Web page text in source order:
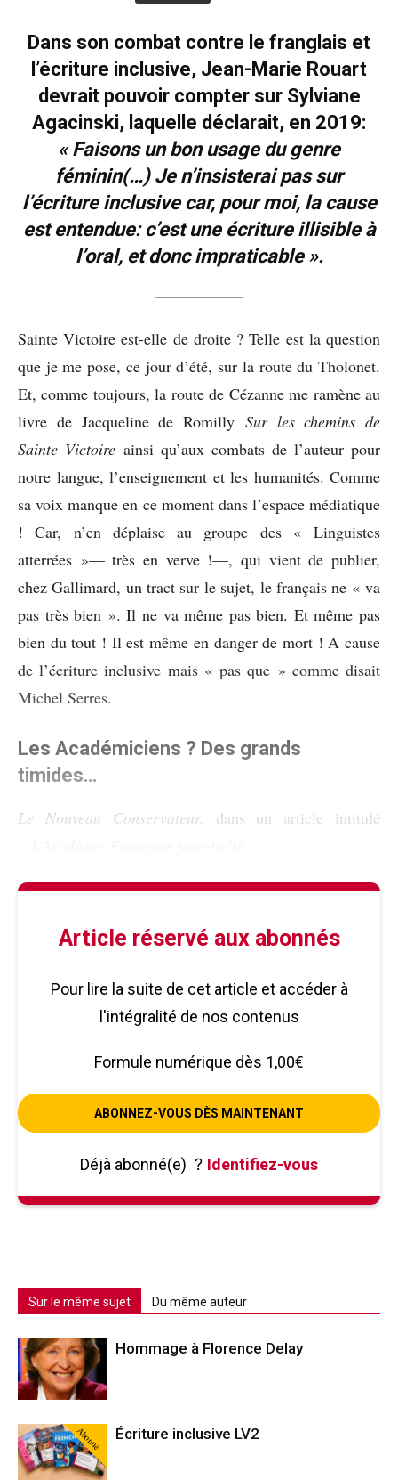
Dans son combat contre le franglais et
l’écriture inclusive, Jean-Marie Rouart
devrait pouvoir compter sur Sylviane
Agacinski, laquelle déclarait, en 2019:
« Faisons un bon usage du genre
féminin(…) Je n’insisterai pas sur
l’écriture inclusive car, pour moi, la cause
est entendue: c’est une écriture illisible à
l’oral, et donc impraticable ».
Sainte Victoire est-elle de droite ? Telle est la question
que je me pose, ce jour d’été, sur la route du Tholonet.
Et, comme toujours, la route de Cézanne me ramène au
livre de Jacqueline de Romilly Sur les chemins de
Sainte Victoire ainsi qu’aux combats de l’auteur pour
notre langue, l’enseignement et les humanités. Comme
sa voix manque en ce moment dans l’espace médiatique
! Car, n’en déplaise au groupe des « Linguistes
atterrées »— très en verve !—, qui vient de publier,
chez Gallimard, un tract sur le sujet, le français ne « va
pas très bien ». Il ne va même pas bien. Et même pas
bien du tout ! Il est même en danger de mort ! A cause
de l’écriture inclusive mais « pas que » comme disait
Michel Serres.
Les Académiciens ? Des grands
timides…
Le Nouveau Conservateur,
dans un article intitulé
Article réservé aux abonnés
Pour lire la suite de cet article et accéder à
l'intégralité de nos contenus
Formule numérique dès 1,00€
ABONNEZ-VOUS DÈS MAINTENANT
Déjà abonné(e) ? Identifiez-vous
Sur le même sujet Du même auteur
Hommage à Florence Delay
Abonné Écriture inclusive LV2